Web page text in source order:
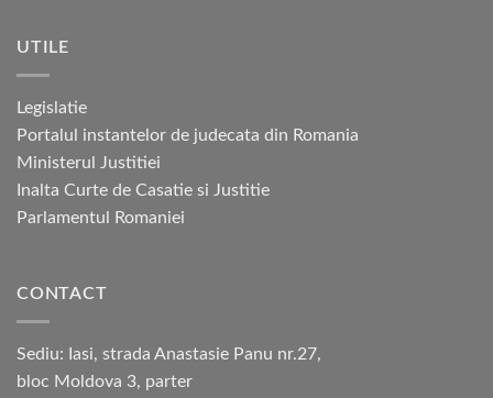
UTILE
Legislatie
Portalul instantelor de judecata din Romania
Ministerul Justitiei
Inalta Curte de Casatie si Justitie
Parlamentul Romaniei
CONTACT
Sediu: Iasi, strada Anastasie Panu nr.27,
bloc Moldova 3, parter